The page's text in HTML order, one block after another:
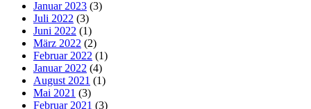
Januar 2023 (3)
Juli 2022 (3)
Juni 2022 (1)
März 2022 (2)
Februar 2022 (1)
Januar 2022 (4)
August 2021 (1)
Mai 2021 (3)
Februar 2021 (3)